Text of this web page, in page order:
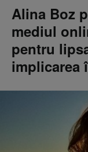
Alina Boz
mediul
pentru
implicarea